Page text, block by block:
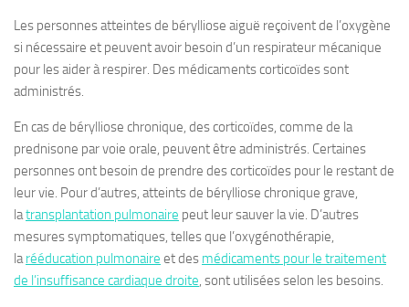
Les personnes atteintes de bérylliose aiguë reçoivent de l’oxygène
si nécessaire et peuvent avoir besoin d’un respirateur mécanique
pour les aider à respirer. Des médicaments corticoïdes sont
administrés.
En cas de bérylliose chronique, des corticoïdes, comme de la
prednisone par voie orale, peuvent être administrés. Certaines
personnes ont besoin de prendre des corticoïdes pour le restant de
leur vie. Pour d’autres, atteints de bérylliose chronique grave,
latransplantation pulmonaire peut leur sauver la vie. D’autres
mesures symptomatiques, telles que l’oxygénothérapie,
larééducation pulmonaire et des médicaments pour le traitement
de l’insuffisance cardiaque droite, sont utilisées selon les besoins.